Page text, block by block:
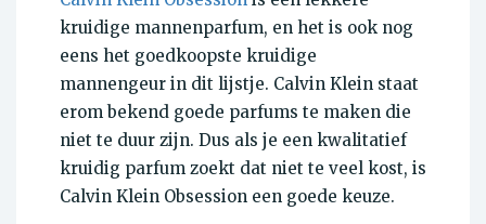
kruidige mannenparfum, en het is ook nog
eens het goedkoopste kruidige
mannengeur in dit lijstje. Calvin Klein staat
erom bekend goede parfums te maken die
niet te duur zijn. Dus als je een kwalitatief
kruidig parfum zoekt dat niet te veel kost, is
Calvin Klein Obsession een goede keuze.